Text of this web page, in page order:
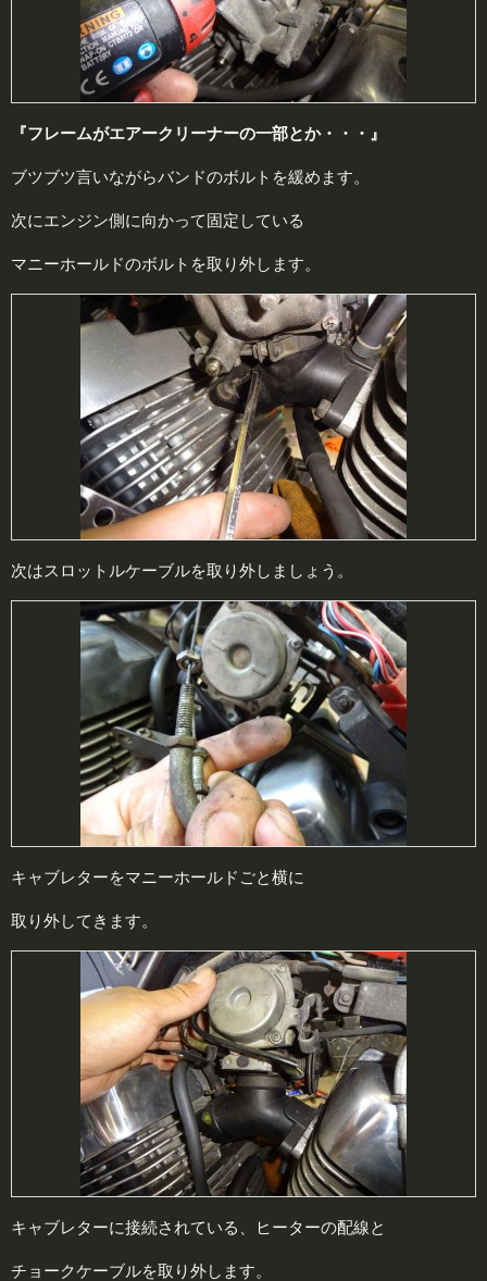
『フレームがエアークリーナーの一部とか・・・』
ブツブツ言いながらバンドのボルトを緩めます。
次にエンジン側に向かって固定している
マニーホールドのボルトを取り外します。
次はスロットルケーブルを取り外しましょう。
キャブレターをマニーホールドごと横に
取り外してきます。
キャブレターに接続されている、ヒーターの配線と
チョークケーブルを取り外します。